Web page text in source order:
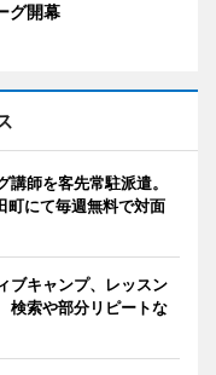
グ開幕
師を客先常駐派遣。
にて毎週無料で対面
ブキャンプ、レッスン
検索や部分リピートな